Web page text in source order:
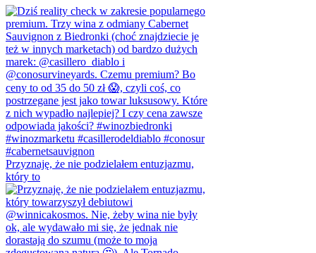
Przyznaję, że nie podzielałem entuzjazmu,
który to